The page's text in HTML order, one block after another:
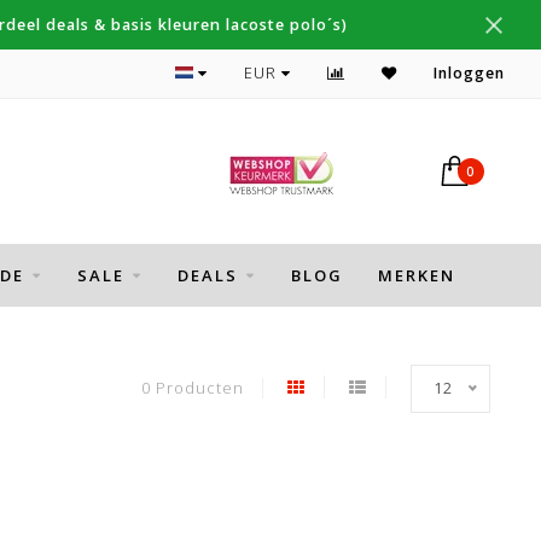
deals & basis kleuren lacoste polo´s)
Topmerken Thomas Maine, Cavallaro, Desoto
EUR Inloggen
0
SALE DEALS BLOG MERKEN
0 Producten 12